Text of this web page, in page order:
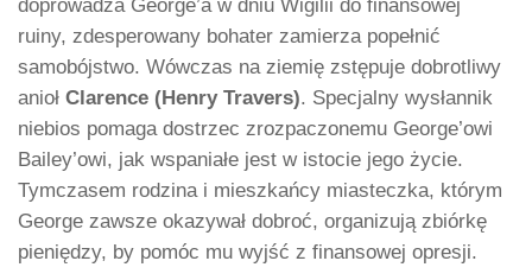
doprowadza George’a w dniu Wigilii do finansowej
ruiny, zdesperowany bohater zamierza popełnić
samobójstwo. Wówczas na ziemię zstępuje dobrotliwy
anioł Clarence (Henry Travers). Specjalny wysłannik
niebios pomaga dostrzec zrozpaczonemu George’owi
Bailey’owi, jak wspaniałe jest w istocie jego życie.
Tymczasem rodzina i mieszkańcy miasteczka, którym
George zawsze okazywał dobroć, organizują zbiórkę
pieniędzy, by pomóc mu wyjść z finansowej opresji.